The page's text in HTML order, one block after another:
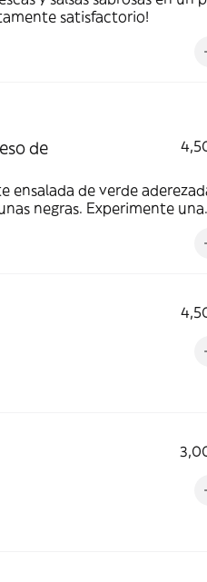
satisfactorio!
de
ensalada de verde
negras. Experimente una